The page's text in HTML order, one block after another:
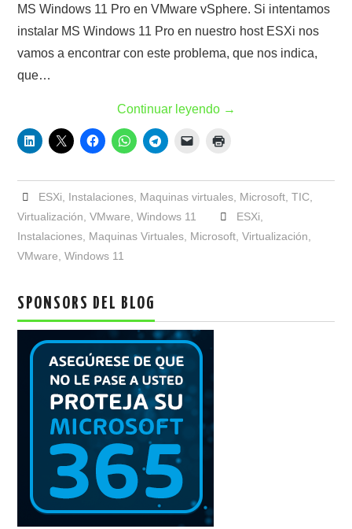
MS Windows 11 Pro en VMware vSphere. Si intentamos
instalar MS Windows 11 Pro en nuestro host ESXi nos
vamos a encontrar con este problema, que nos indica,
que…
Continuar leyendo →
ESXi Instalaciones, Maquinas virtuales, Microsoft, TIC,
Virtualización ,VMware ,Windows 11 ESXi
Instalaciones Maquinas Virtuales Microsoft ,Virtualización
VMware ,Windows 11
SPONSORS DEL BLOG